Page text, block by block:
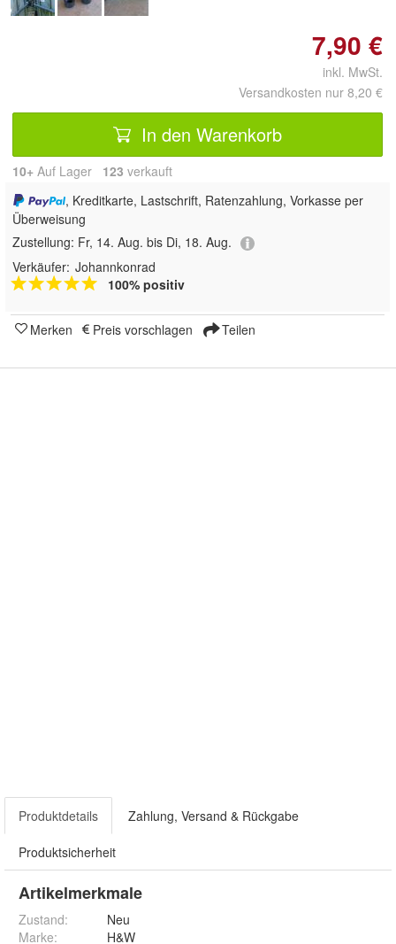
7,90 €
inkl. MwSt.
Versandkosten nur 8,20 €
In den Warenkorb
10+ Auf Lager 123 verkauft
, Kreditkarte, Lastschrift, Ratenzahlung, Vorkasse per
Überweisung
Zustellung: Fr, 14. Aug. bis Di, 18. Aug.
Verkäufer: Johannkonrad
100% positiv
Merken Preis vorschlagen Teilen
Produktdetails Zahlung, Versand & Rückgabe
Produktsicherheit
Artikelmerkmale
Zustand:
Neu
Marke:
H&W